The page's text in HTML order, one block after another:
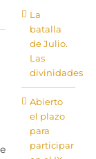
La
batalla
de Julio.
Las
divinidades
Abierto
el plazo
para
participar